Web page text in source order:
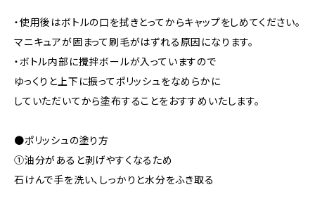
・使用後はボトルの口を拭きとってからキャップをしめてください。
マニキュアが固まって刷毛がはずれる原因になります。
・ボトル内部に攪拌ボールが入っていますので
ゆっくりと上下に振ってポリッシュをなめらかに
していただいてから塗布することをおすすめいたします。
●ポリッシュの塗り方
①油分があると剥げやすくなるため
石けんで手を洗い、しっかりと水分をふき取る